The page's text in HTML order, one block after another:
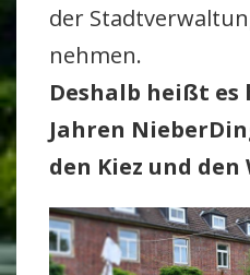
der
nehmen.
Des­halb heißt es
Jahren
den Kiez und